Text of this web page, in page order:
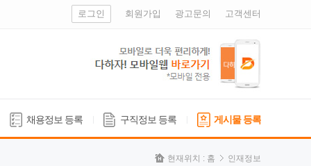
로그인 회원가입 광고문의 고객센터
채용정보 등록 구직정보 등록 게시물 등록
현재위치 : 홈 인재정보